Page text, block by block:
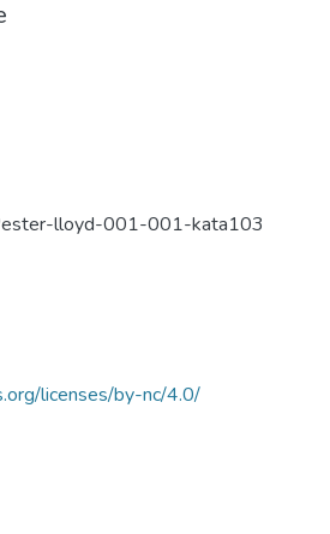
lloyd-001-001-kata103
licenses/by-nc/4.0/